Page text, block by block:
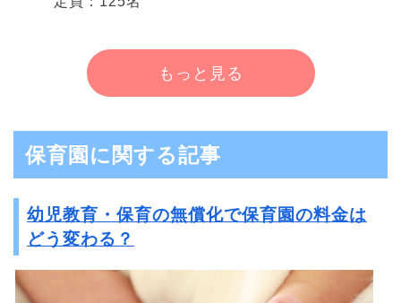
もっと見る
保育園に関する記事
幼児教育・保育の無償化で保育園の料金は
どう変わる？